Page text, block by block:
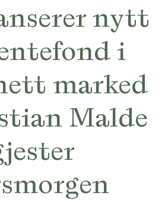
nytt
i
marked
Malde